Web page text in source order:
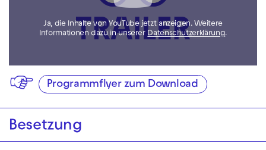
Ja, die Inhalte von YouTube jetzt anzeigen. Weitere
Informationen dazu in unserer Datenschutzerklärung.
Programmflyer zum Download
Besetzung